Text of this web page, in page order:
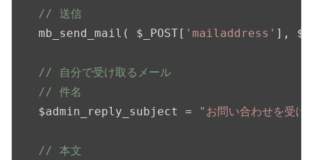
// 送信
   mb_send_mail( $_POST[
'mailaddress' ],
// 自分で受け取るメール
// 件名
   $admin_reply_subject =
"お問い合わせを受け
// 本文